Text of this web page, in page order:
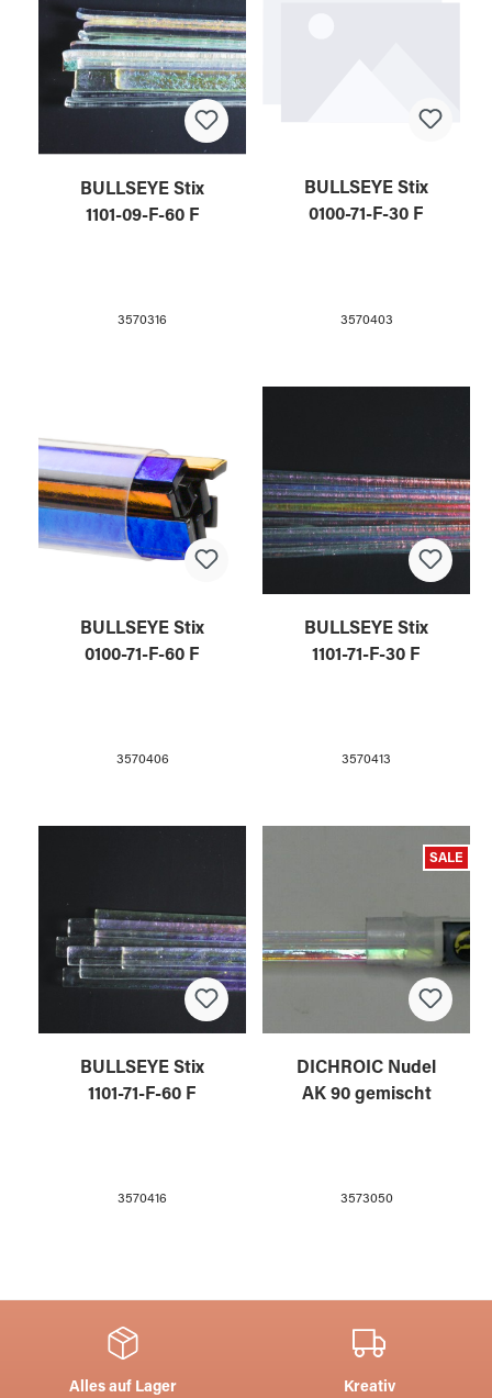
BULLSEYE Stix
1101-09-F-60 F
3570316
BULLSEYE Stix
0100-71-F-30 F
3570403
BULLSEYE Stix
0100-71-F-60 F
3570406
BULLSEYE Stix
1101-71-F-30 F
3570413
BULLSEYE Stix
1101-71-F-60 F
3570416
SALE
DICHROIC Nudel
AK 90 gemischt
3573050
Alles auf Lager
Kreativ